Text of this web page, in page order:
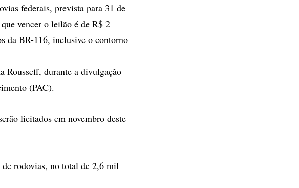
federais, prevista para 31 de
vencer o leilão é de R$ 2
da BR-116, inclusive o contorno
durante a divulgação
(PAC).
licitados em novembro deste
rodovias, no total de 2,6 mil